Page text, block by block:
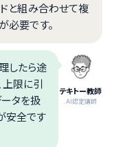
と組み合わせて複
必要です。
テキトー教師
.AI認定講師
したら途
上限に引
ータを扱
安全です